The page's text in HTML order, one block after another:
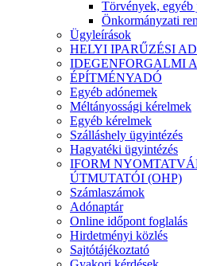
Törvények, egyéb
Önkormányzati
Ügyleírások
HELYI IPARŰZÉSI
IDEGENFORGALMI
ÉPÍTMÉNYADÓ
Egyéb adónemek
Méltányossági kérelmek
Egyéb kérelmek
Szálláshely ügyintézés
Hagyatéki ügyintézés
IFORM
ÚTMUTATÓI (OHP)
Számlaszámok
Adónaptár
Online időpont foglalás
Hirdetményi közlés
Sajtótájékoztató